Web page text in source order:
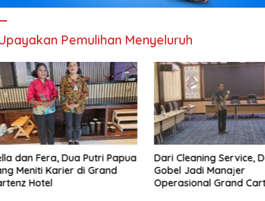
Pemulihan Menyeluruh
dan Fera, Dua Putri Papua
Meniti Karier di Grand
Hotel
Dari Cleaning Service, Dedi
Gobel Jadi Manajer
Operasional Grand Cartenz